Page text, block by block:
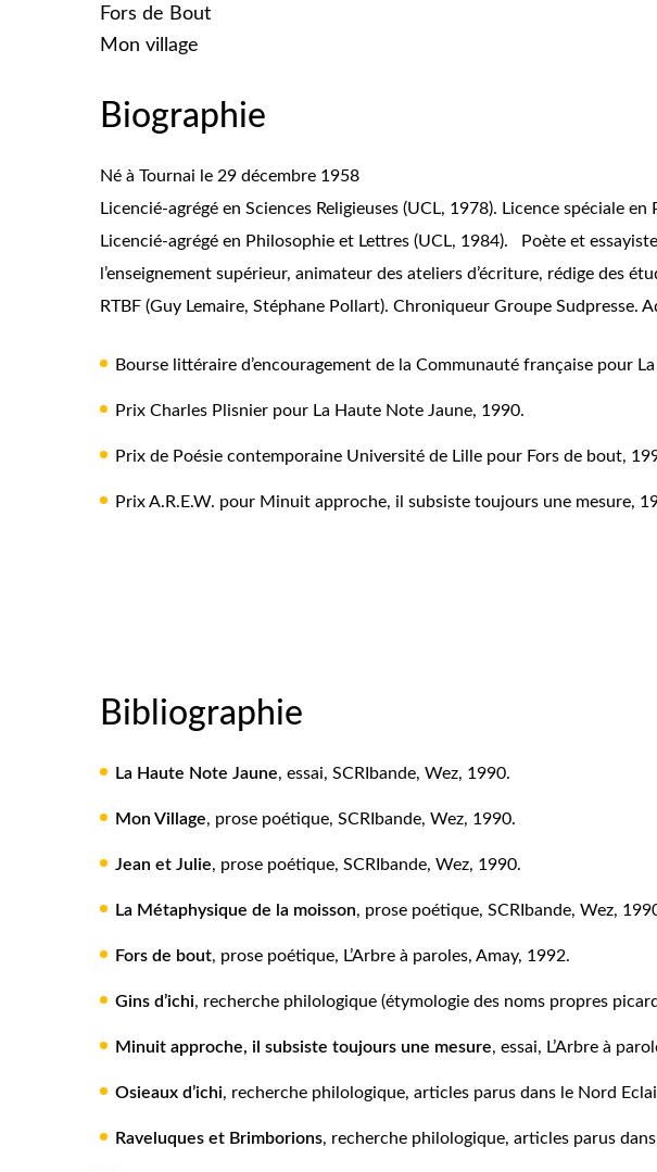
Fors de Bout
Mon village
Biographie
Né à Tournai le 29 décembre 1958
Licencié-agrégé en Sciences Religieuses (UCL, 1978). Licence spéciale
Licencié-agrégé en Philosophie et Lettres (UCL, 1984). Poète et
l’enseignement supérieur, animateur des ateliers d’écriture, rédige des
RTBF (Guy Lemaire, Stéphane Pollart). Chroniqueur Groupe Sudpresse.
Bourse littéraire d’encouragement de la Communauté française pour
Prix Charles Plisnier pour La Haute Note Jaune, 1990.
Prix de Poésie contemporaine Université de Lille pour Fors de bout,
Prix A.R.E.W. pour Minuit approche, il subsiste toujours une mesure,
Bibliographie
La Haute Note Jaune, essai, SCRIbande, Wez, 1990.
Mon Village, prose poétique, SCRIbande, Wez, 1990.
Jean et Julie, prose poétique, SCRIbande, Wez, 1990.
La Métaphysique de la moisson, prose poétique, SCRIbande, Wez,
Fors de bout, prose poétique, L’Arbre à paroles, Amay, 1992.
Gins d’ichi, recherche philologique (étymologie des noms propres
Minuit approche, il subsiste toujours une mesure, essai, L’Arbre à
Osieaux d’ichi, recherche philologique, articles parus dans le Nord
Raveluques et Brimborions, recherche philologique, articles parus